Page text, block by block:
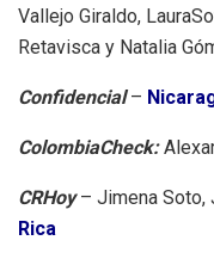
Vallejo Giraldo,
Retavisca y Natalia
Confidencial –
ColombiaCheck:
CRHoy – Jimena Soto,
Rica